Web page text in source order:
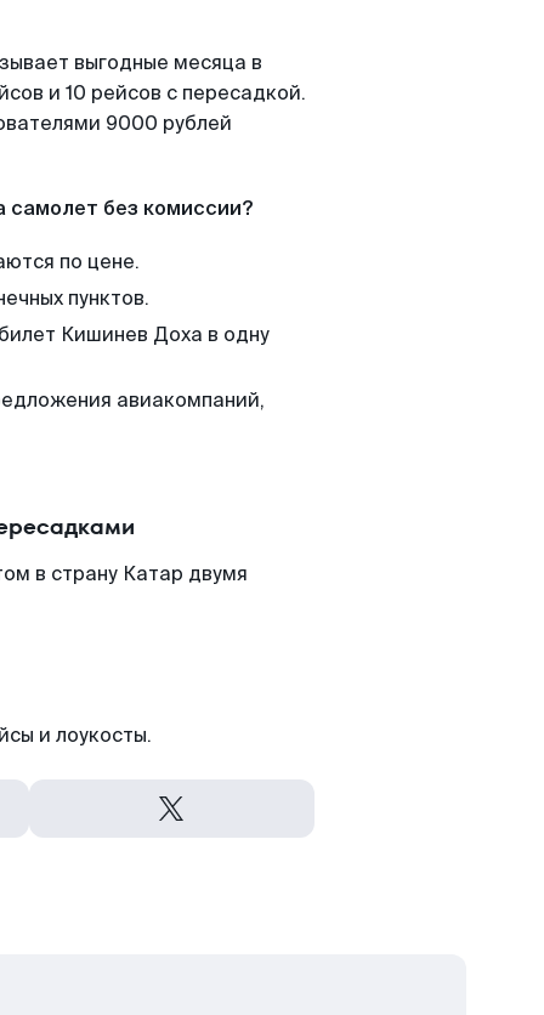
выгодные месяца в
и 10 рейсов с пересадкой.
9000 рублей
самолет без комиссии?
по цене.
пунктов.
Кишинев Доха в одну
авиакомпаний,
в страну Катар двумя
и лоукосты.